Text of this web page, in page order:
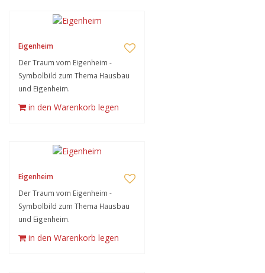
Eigenheim
Der Traum vom Eigenheim -
Symbolbild zum Thema Hausbau
und Eigenheim.
in den Warenkorb legen
Eigenheim
Der Traum vom Eigenheim -
Symbolbild zum Thema Hausbau
und Eigenheim.
in den Warenkorb legen